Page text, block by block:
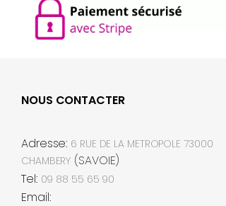
NOUS CONTACTER
Adresse: 6 RUE DE LA METROPOLE 73000
CHAMBERY (SAVOIE)
Tel: 09 88 55 65 90
Email: